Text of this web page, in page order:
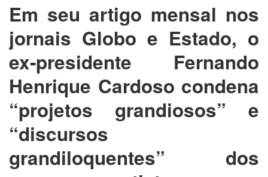
Em seu artigo mensal nos
jornais Globo e Estado, o
ex-presidente Fernando
Henrique Cardoso condena
“projetos grandiosos” e
“discursos
grandiloquentes” dos